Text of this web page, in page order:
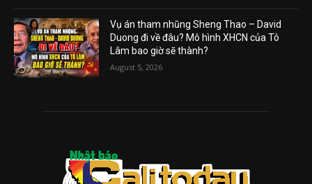
Vụ án tham nhũng Sheng Thao – David
Duong đi về đâu? Mô hình XHCN của Tô
Lâm bao giờ sẽ thành?
August 5, 2026